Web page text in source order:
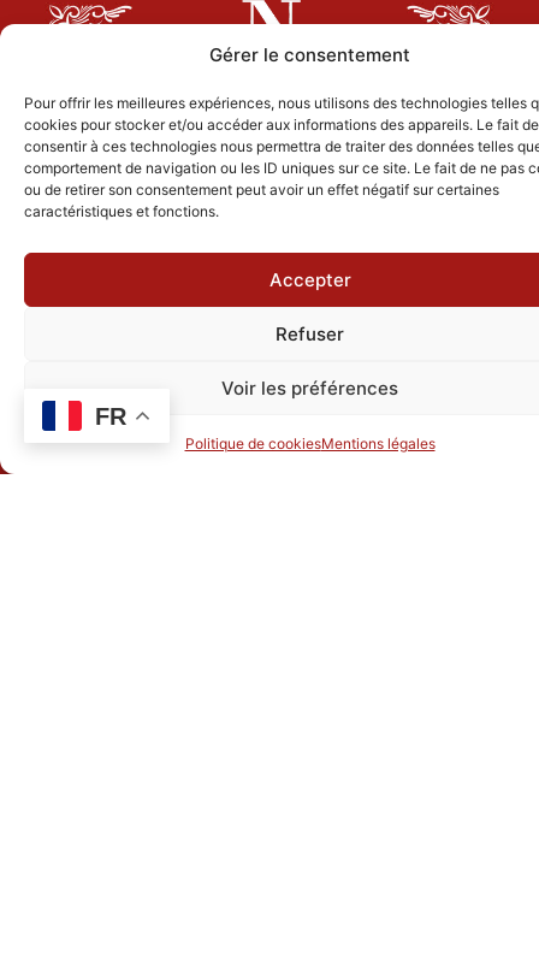
Gérer le consentement
Pour offrir les meilleures expériences, nous utilisons des technologies telles
cookies pour stocker et/ou accéder aux informations des appareils. Le fait de
consentir à ces technologies nous permettra de traiter des données telles
comportement de navigation ou les ID uniques sur ce site. Le fait de ne pas
ou de retirer son consentement peut avoir un effet négatif sur certaines
caractéristiques et fonctions.
Accepter
Refuser
Voir les préférences
Politique de cookiesMentions légales
LE DOMAINE
HÉBERGEMENT
RÉCEPTIONS & SÉMINAIRES
FR